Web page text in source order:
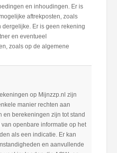
en inhoudingen. Er is
aftrekposten, zoals
dergelijke. Er is geen rekening
en eventueel
zoals op de algemene
op Mijnzzp.nl zijn
manier rechten aan
en berekeningen zijn tot stand
openbare informatie op het
als een indicatie. Er kan
en aanvullende